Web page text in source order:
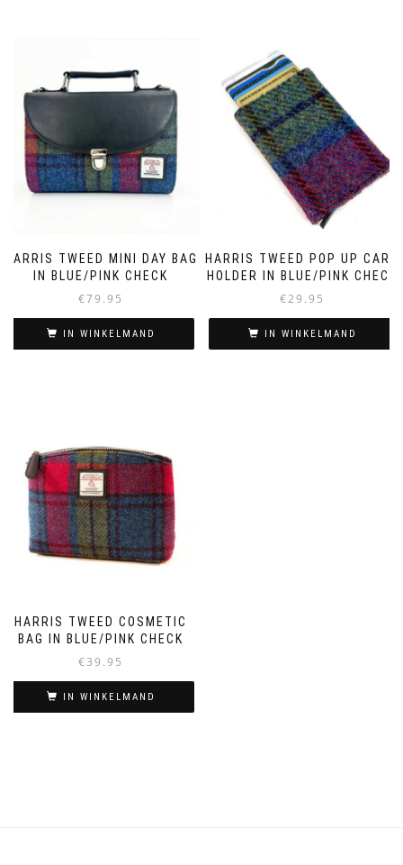
HARRIS TWEED MINI DAY BAG
IN BLUE/PINK CHECK
€79.95
IN WINKELMAND
HARRIS TWEED POP UP CARD
HOLDER IN BLUE/PINK CHECK
€29.95
IN WINKELMAND
HARRIS TWEED COSMETIC
BAG IN BLUE/PINK CHECK
€39.95
IN WINKELMAND